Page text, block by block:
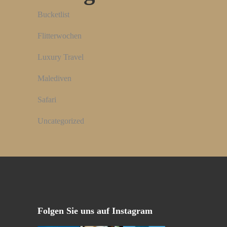
Bucketlist
Flitterwochen
Luxury Travel
Malediven
Safari
Uncategorized
Folgen Sie uns auf Instagram